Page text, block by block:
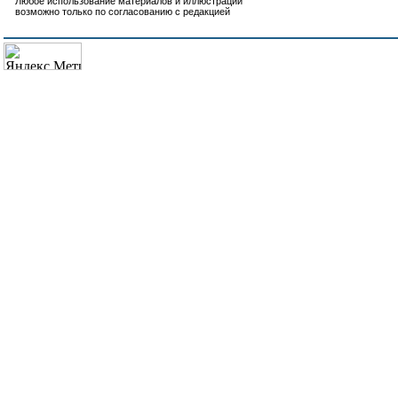
возможно только по согласованию с редакцией